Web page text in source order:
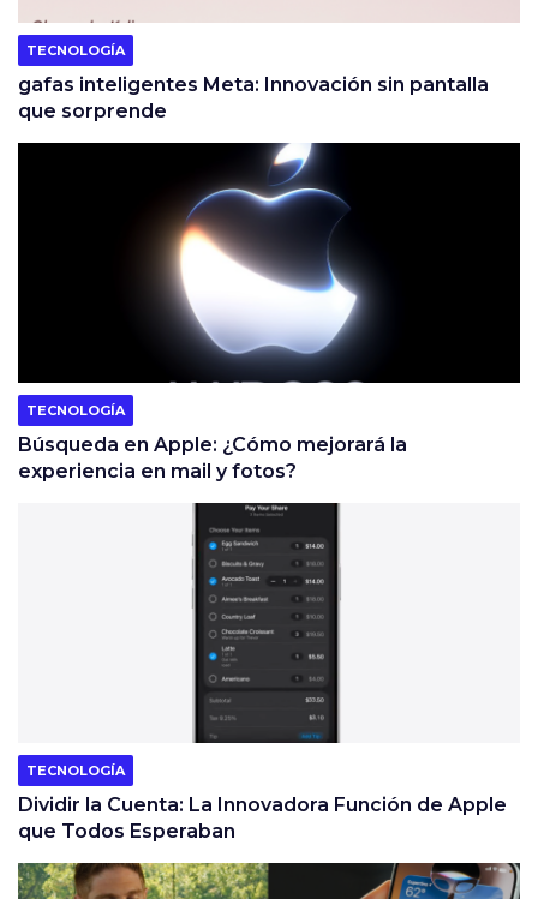
TECNOLOGÍA
gafas inteligentes Meta: Innovación sin pantalla
que sorprende
TECNOLOGÍA
Búsqueda en Apple: ¿Cómo mejorará la
experiencia en mail y fotos?
TECNOLOGÍA
Dividir la Cuenta: La Innovadora Función de Apple
que Todos Esperaban